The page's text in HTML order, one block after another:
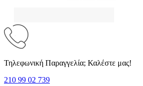
Τηλεφωνική Παραγγελία; Καλέστε μας!
210 99 02 739